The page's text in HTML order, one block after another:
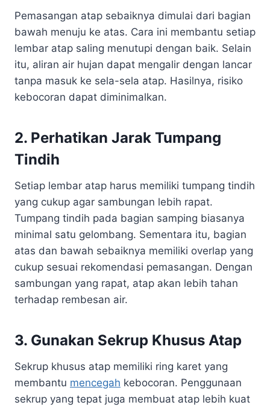
Pemasangan atap sebaiknya dimulai dari bagian
bawah menuju ke atas. Cara ini membantu setiap
lembar atap saling menutupi dengan baik. Selain
itu, aliran air hujan dapat mengalir dengan lancar
tanpa masuk ke sela-sela atap. Hasilnya, risiko
kebocoran dapat diminimalkan.
2. Perhatikan Jarak Tumpang
Tindih
Setiap lembar atap harus memiliki tumpang tindih
yang cukup agar sambungan lebih rapat.
Tumpang tindih pada bagian samping biasanya
minimal satu gelombang. Sementara itu, bagian
atas dan bawah sebaiknya memiliki overlap yang
cukup sesuai rekomendasi pemasangan. Dengan
sambungan yang rapat, atap akan lebih tahan
terhadap rembesan air.
3. Gunakan Sekrup Khusus Atap
Sekrup khusus atap memiliki ring karet yang
membantu mencegah kebocoran. Penggunaan
sekrup yang tepat juga membuat atap lebih kuat